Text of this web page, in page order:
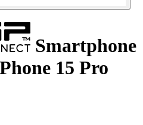
Smartphone
15 Pro